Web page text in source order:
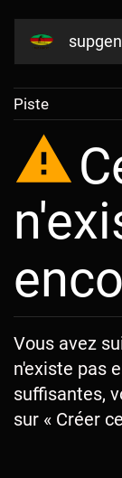
Piste
Vous avez
n'existe pas
suffisantes,
sur « Créer